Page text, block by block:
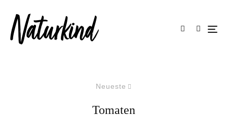
Neueste
Tomaten